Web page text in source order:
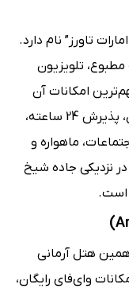
امارات تاورز” نام دارد.
مطبوع، تلویزیون
امکانات آن
می‌توان به: اینترنت رایگان، پارکینگ رایگان، پذیرش 24 ساعته،
ماهواره و
نزدیکی جاده شیخ
است.
هتل آرمانی
شامل امکانات وای‌فای رایگان،